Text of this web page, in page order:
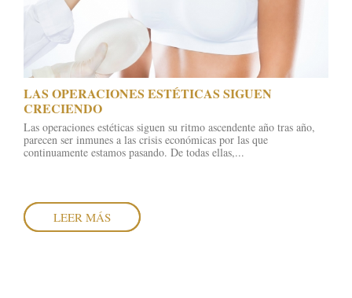
LAS OPERACIONES ESTÉTICAS SIGUEN
CRECIENDO
Las operaciones estéticas siguen su ritmo ascendente año tras año,
parecen ser inmunes a las crisis económicas por las que
continuamente estamos pasando. De todas ellas,...
LEER MÁS